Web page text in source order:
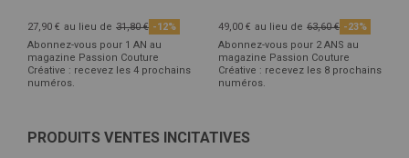
27,90 € au lieu de 31,80 € -12%
Abonnez-vous pour 1 AN au
magazine Passion Couture
Créative : recevez les 4 prochains
numéros.
49,00 € au lieu de 63,60 € -23%
Abonnez-vous pour 2 ANS au
magazine Passion Couture
Créative : recevez les 8 prochains
numéros.
PRODUITS VENTES INCITATIVES